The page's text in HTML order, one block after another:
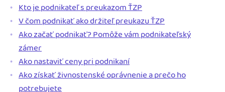
Kto je podnikateľ s preukazom ŤZP
V čom podnikať ako držiteľ preukazu ŤZP
Ako začať podnikať? Pomôže vám podnikateľský
zámer
Ako nastaviť ceny pri podnikaní
Ako získať živnostenské oprávnenie a prečo ho
potrebujete